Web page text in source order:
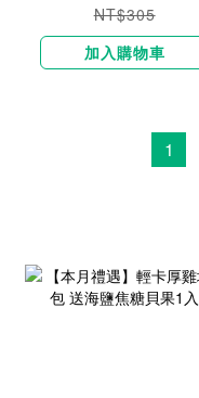
NT$305
加入購物車
1